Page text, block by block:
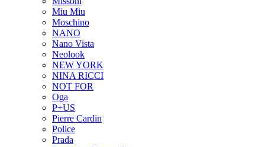
Miu Miu
Moschino
NANO
Nano Vista
Neolook
NEW YORK
NINA RICCI
NOT FOR
Oga
P+US
Pierre Cardin
Police
Prada